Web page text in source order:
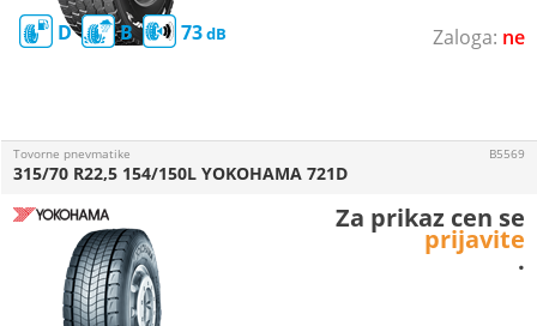
ne
D B 73
Tovorne pnevmatike
315/70 R22,5 154/150L YOKOHAMA 721D
B5569
Za prikaz cen se
prijavite
.